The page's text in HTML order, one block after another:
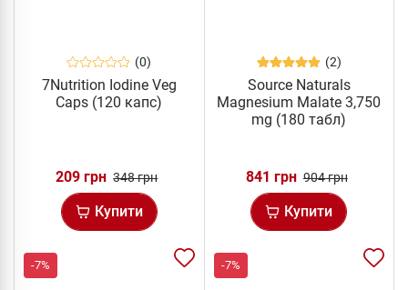
(0)
7Nutrition Iodine Veg
Caps (120 капс)
209 грн 348 грн
Купити
(2)
Source Naturals
Magnesium Malate 3,750
mg (180 табл)
841 грн 904 грн
Купити
-7% -7%